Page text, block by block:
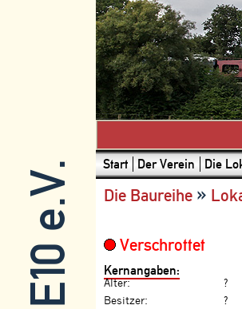
E10 e.V. Start Der Verein Die
Die Baureihe »
Verschrottet
Kernangaben:
Alter:
?
Besitzer:
?